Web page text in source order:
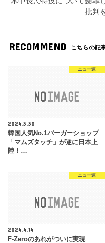
批判
RECOMMEND こちらの記
ニュー速
2024.3.30
韓国人気No.1バーガーショップ
「マムズタッチ」が遂に日本上
陸！…
ニュー速
2024.4.14
F-Zeroのあれがついに実現